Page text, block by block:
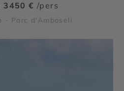
3450 € /pers
- Parc d'Amboseli